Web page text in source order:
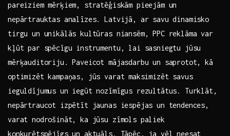
pareiziem mērķiem, stratēģiskām pieejām un
nepārtrauktas analīzes. Latvijā, ar savu dinamisko
tirgu un unikālās kultūras niansēm, PPC reklāma var
kļūt par spēcīgu instrumentu, lai sasniegtu jūsu
mērķauditoriju. Paveicot mājasdarbu un saprotot, kā
optimizēt kampaņas,​ jūs varat⁢ maksimizēt savus
ieguldījumus un iegūt nozīmīgus rezultātus. Turklāt,
nepārtraucot izpētīt jaunas iespējas un tendences,
varat nodrošināt, ka jūsu zīmols paliek
konkurētspējīgs un aktuāls. Tāpēc, ja vēl‌ neesat